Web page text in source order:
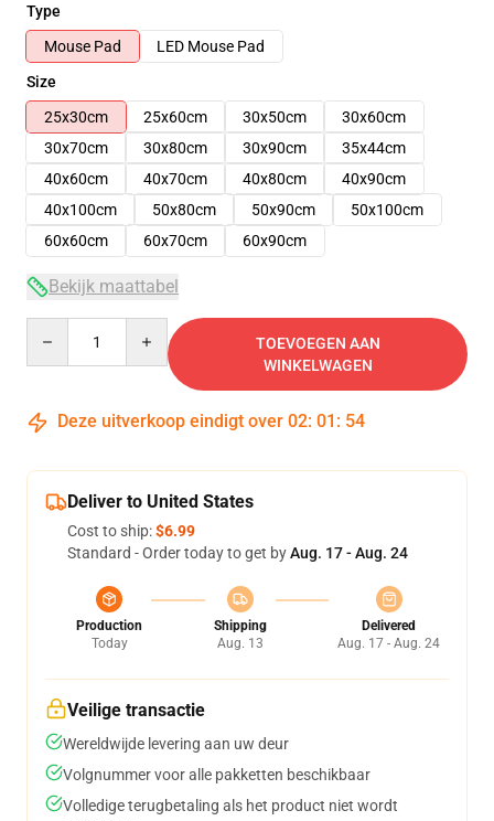
Type
Mouse Pad
LED Mouse Pad
Size
25x30cm
25x60cm 30x50cm
30x60cm
30x70cm
30x80cm 30x90cm
35x44cm
40x60cm
40x70cm 40x80cm
40x90cm
40x100cm
50x80cm 50x90cm
50x100cm
60x60cm
60x70cm 60x90cm
Bekijk maattabel
TOEVOEGEN AAN
WINKELWAGEN
Deze uitverkoop eindigt over 02: 01 : 53
Deliver to United States
Cost to ship:$6.99
Standard - Order today to get byAug. 17 - Aug. 24
Production
Today
Shipping
Aug. 13
Delivered
Aug. 17 - Aug. 24
Veilige transactie
Wereldwijde levering aan uw deur
Volgnummer voor alle pakketten beschikbaar
Volledige terugbetaling als het product niet wordt